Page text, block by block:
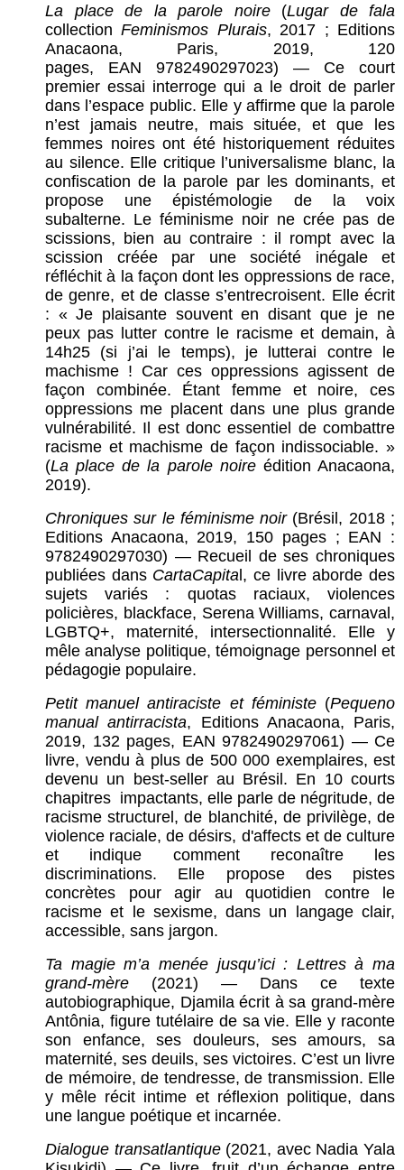
La place de la parole noire(Lugar de fala
collectionFeminismos Plurais, 2017 ; Editions
Anacaona, Paris, 2019, 120
pages, EAN 9782490297023) — Ce court
premier essai interroge qui a le droit de parler
dans l’espace public. Elle y affirme que la parole
n’est jamais neutre, mais située, et que les
femmes noires ont été historiquement réduites
au silence. Elle critique l’universalisme blanc, la
confiscation de la parole par les dominants, et
propose une épistémologie de la voix
subalterne. Le féminisme noir ne crée pas de
scissions, bien au contraire : il rompt avec la
scission créée par une société inégale et
réfléchit à la façon dont les oppressions de race,
de genre, et de classe s’entrecroisent. Elle écrit
: « Je plaisante souvent en disant que je ne
peux pas lutter contre le racisme et demain, à
14h25 (si j’ai le temps), je lutterai contre le
machisme ! Car ces oppressions agissent de
façon combinée. Étant femme et noire, ces
oppressions me placent dans une plus grande
vulnérabilité. Il est donc essentiel de combattre
racisme et machisme de façon indissociable. »
(La place de la parole noireédition Anacaona,
2019).
Chroniques sur le féminisme noir(Brésil, 2018 ;
Editions Anacaona, 2019, 150 pages ; EAN :
9782490297030) — Recueil de ses chroniques
publiées dans CartaCapital, ce livre aborde des
sujets variés : quotas raciaux, violences
policières, blackface, Serena Williams, carnaval,
LGBTQ+, maternité, intersectionnalité. Elle y
mêle analyse politique, témoignage personnel et
pédagogie populaire.
Petit manuel antiraciste et féministe(Pequeno
manual antirracista, Editions Anacaona, Paris,
2019, 132 pages, EAN 9782490297061) — Ce
livre, vendu à plus de 500 000 exemplaires, est
devenu un best-seller au Brésil. En 10 courts
chapitres impactants, elle parle de négritude, de
racisme structurel, de blanchité, de privilège, de
violence raciale, de désirs, d'affects et de culture
et indique comment reconaître les
discriminations. Elle propose des pistes
concrètes pour agir au quotidien contre le
racisme et le sexisme, dans un langage clair,
accessible, sans jargon.
Ta magie m’a menée jusqu’ici : Lettres à ma
grand-mère (2021) — Dans ce texte
autobiographique, Djamila écrit à sa grand-mère
Antônia, figure tutélaire de sa vie. Elle y raconte
son enfance, ses douleurs, ses amours, sa
maternité, ses deuils, ses victoires. C’est un livre
de mémoire, de tendresse, de transmission. Elle
y mêle récit intime et réflexion politique, dans
une langue poétique et incarnée.
Dialogue transatlantique(2021, avec Nadia Yala